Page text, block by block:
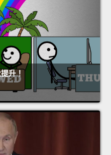
升！